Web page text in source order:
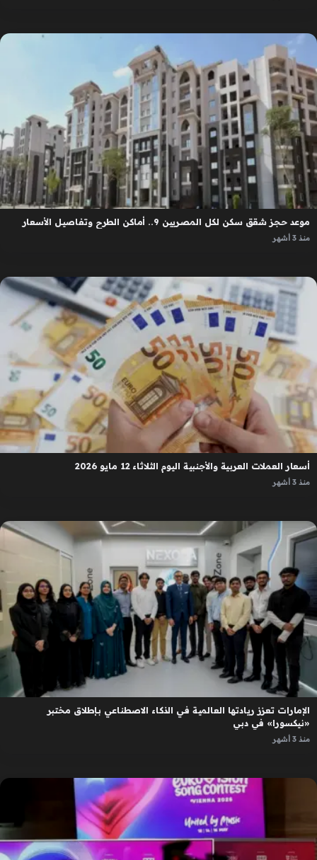
موعد حجز شقق سكن لكل المصريين 9.. أماكن الطرح وتفاصيل الأسعار
منذ 3 أشهر
أسعار العملات العربية والأجنبية اليوم الثلاثاء 12 مايو 2026
منذ 3 أشهر
الإمارات تعزز ريادتها العالمية في الذكاء الاصطناعي بإطلاق مختبر
«نيكسورا» في دبي
منذ 3 أشهر